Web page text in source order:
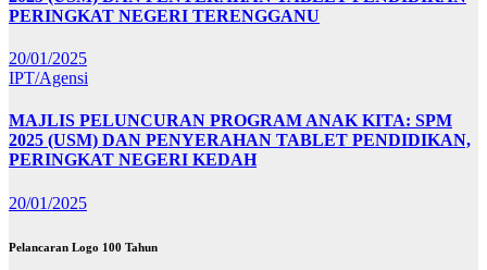
PERINGKAT NEGERI TERENGGANU
20/01/2025
IPT/Agensi
MAJLIS PELUNCURAN PROGRAM ANAK KITA: SPM
2025 (USM) DAN PENYERAHAN TABLET PENDIDIKAN,
PERINGKAT NEGERI KEDAH
20/01/2025
Pelancaran Logo 100 Tahun